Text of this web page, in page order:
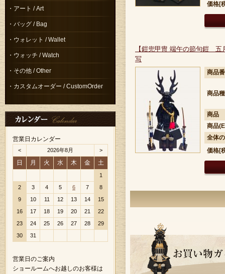
価格[
【鎧兜甲冑 端午の節句鎧 五
写
商品
商品
商品
商品
全体
価格[
・アート / Art
・バッグ / Bag
・ウォレット / Wallet
・ウォッチ / Watch
・その他 / Other
・カスタムオーダー / CustomOrder
営業日カレンダー
< 2026年8月 >
日 月 火 水 木 金 土
1
2
3 4 5 6 7
8
9
10 11 12 13 14
15
16
17 18 19 20 21
22
23
24 25 26 27 28
29
30
31
営業日のご案内
ショールームへお越しのお客様は